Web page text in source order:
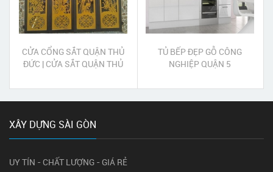
CỬA CỔNG SẮT QUẬN THỦ
ĐỨC | CỬA SẮT QUẬN THỦ
TỦ BẾP ĐẸP GỖ CÔNG
NGHIỆP QUẬN 5
XÂY DỰNG SÀI GÒN
UY TÍN - CHẤT LƯỢNG - GIÁ RẺ